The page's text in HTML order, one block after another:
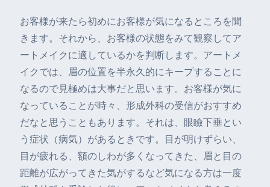
お客様が来たら初めにお客様が気になるところを聞
きます。それから、お客様の状態をみて観察してア
ートメイクに適しているかを判断します。アートメ
イクでは、眉の位置を半永久的にキープすることに
なるので見極めは大事だと思います。お客様が気に
なっていることが時々、形成外科の受信がおすすめ
だなと思うこともあります。それは、眼瞼下垂とい
う症状（病気）があるときです。目が明けずらい、
目が疲れる、額のしわが多くなってきた、眉と目の
距離が広がってきた気がするなど気になる方は一度